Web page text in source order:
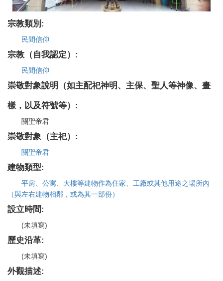
宗教類別:
民間信仰
宗教（自我認定）:
民間信仰
崇敬對象說明（如主配祀神明、主保、聖人等神像、畫
樣，以及符號等）:
關聖帝君
崇敬對象（主祀）:
關聖帝君
建物類型:
平房、公寓、大樓等建物作為住家、工廠或其他用途之場所內
（與左右建物相鄰，或為其一部份）
設立時間:
(未填寫)
歷史沿革:
(未填寫)
外觀描述: